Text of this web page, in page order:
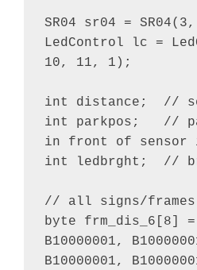
SR04 sr04 =
LedControl lc =
10, 11, 1);
int distance;  //
int parkpos;   //
in front of sensor
int ledbrght;  //
// all signs/frames
byte frm_dis_6[8] =
B10000001,
B10000001,